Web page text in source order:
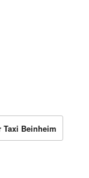
Taxi Beinheim